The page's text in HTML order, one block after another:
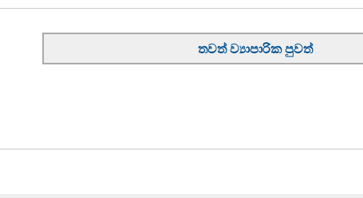
තවත් ව්‍යාපාරික පුවත්